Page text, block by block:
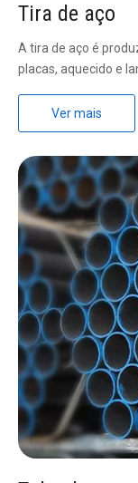
Tira de aço
A tira de aço é
placas, aquecido e
Ver mais